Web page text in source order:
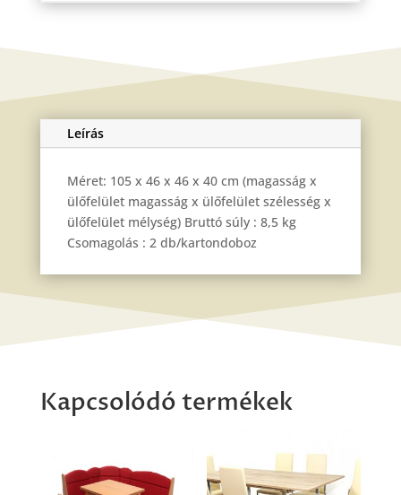
Leírás
Méret: 105 x 46 x 46 x 40 cm (magasság x
ülőfelület magasság x ülőfelület szélesség x
ülőfelület mélység) Bruttó súly : 8,5 kg
Csomagolás : 2 db/kartondoboz
Kapcsolódó termékek